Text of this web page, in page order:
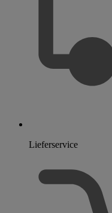
Lieferservice